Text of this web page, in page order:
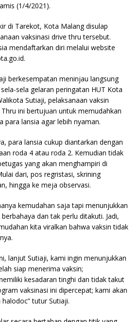
(1/4/2021).
di Tarekot, Kota Malang disulap
vaksinasi drive thru tersebut.
mendaftarkan diri melalui website
berkesempatan meninjau langsung
sela gelaran peringatan HUT Kota
Sutiaji, pelaksanaan vaksin
ini bertujuan untuk memudahkan
para lansia agar lebih nyaman.
para lansia cukup diantarkan dengan
roda 4 atau roda 2. Kemudian tidak
yang akan menghampiri di
dari, pos regristasi, skrining
hingga ke meja observasi.
kemudahan saja tapi menunjukkan
dan tak perlu ditakuti. Jadi,
kita viralkan bahwa vaksin tidak
lanjut Sutiaji, kami ingin menunjukkan
siap menerima vaksin;
kesadaran tinghi dan tidak takut
vaksinasi ini dipercepat; kami akan
tutur Sutiaji.